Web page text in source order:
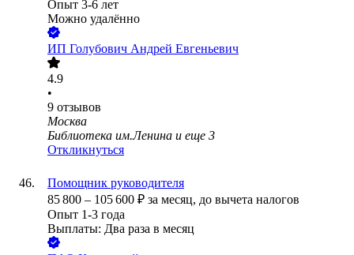
Опыт 3-6 лет
Можно удалённо
ИП Голубович Андрей Евгеньевич
4.9
•
9 отзывов
Москва
Библиотека им.Ленина и еще 3
Откликнуться
Помощник руководителя
85 800 – 105 600 ₽ за месяц, до вычета налогов
Опыт 1-3 года
Выплаты: Два раза в месяц